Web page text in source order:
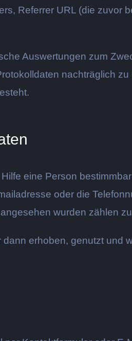
Referrer URL (die zuvor
Auswertungen zum
nachträglich
eine Person
oder die
wurden zählen
erhoben, genutzt und